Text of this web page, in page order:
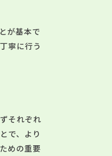
が基本で
寧に行う
それぞれ
で、より
めの重要